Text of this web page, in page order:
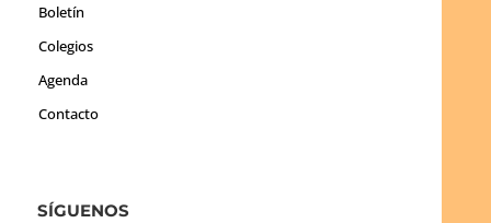
Boletín
Colegios
Agenda
Contacto
SÍGUENOS